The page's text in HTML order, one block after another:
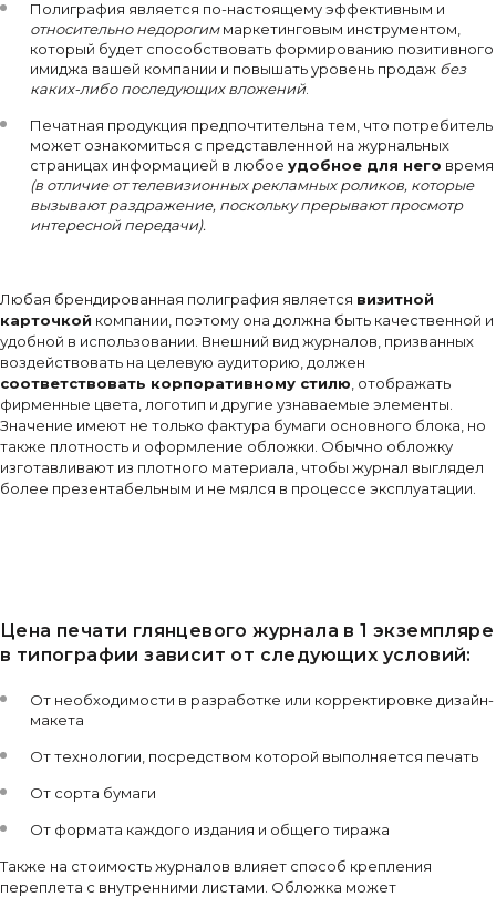
Полиграфия является по-настоящему эффективным и
относительно недорогиммаркетинговым инструментом,
который будет способствовать формированию позитивного
имиджа вашей компании и повышать уровень продаж без
каких-либо последующих вложений.
Печатная продукция предпочтительна тем, что потребитель
может ознакомиться с представленной на журнальных
страницах информацией в любое удобное для него время
(в отличие от телевизионных рекламных роликов, которые
вызывают раздражение, поскольку прерывают просмотр
интересной передачи).
Любая брендированная полиграфия является визитной
карточкой компании, поэтому она должна быть качественной и
удобной в использовании. Внешний вид журналов, призванных
воздействовать на целевую аудиторию, должен
соответствовать корпоративному стилю , отображать
фирменные цвета, логотип и другие узнаваемые элементы.
Значение имеют не только фактура бумаги основного блока, но
также плотность и оформление обложки. Обычно обложку
изготавливают из плотного материала, чтобы журнал выглядел
более презентабельным и не мялся в процессе эксплуатации.
Цена печати глянцевого журнала в 1 экземпляре
в типографии зависит от следующих условий:
От необходимости в разработке или корректировке дизайн-
макета
От технологии, посредством которой выполняется печать
От сорта бумаги
От формата каждого издания и общего тиража
Также на стоимость журналов влияет способ крепления
переплета с внутренними листами. Обложка может